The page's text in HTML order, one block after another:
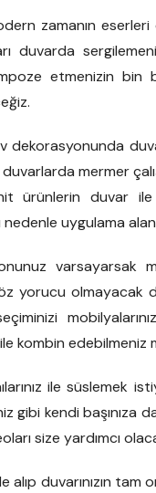
zamanın eserleri
duvarda
etmenizin bin
dekorasyonunda
mermer
ürünlerin duvar
nedenle uygulama
varsayarsak
yorucu olmayacak
kombin edebilmeniz
ile süslemek
gibi kendi başınıza
size yardımcı
duvarınızın tam